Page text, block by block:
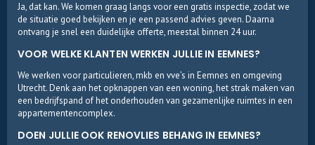
Ja, dat kan. We komen graag langs voor een gratis inspectie, zodat we
de situatie goed bekijken en je een passend advies geven. Daarna
ontvang je snel een duidelijke offerte, meestal binnen 24 uur.
VOOR WELKE KLANTEN WERKEN JULLIE IN EEMNES?
We werken voor particulieren, mkb en vve’s in Eemnes en omgeving
Utrecht. Denk aan het opknappen van een woning, het strak maken van
een bedrijfspand of het onderhouden van gezamenlijke ruimtes in een
appartementencomplex.
DOEN JULLIE OOK RENOVLIES BEHANG IN EEMNES?